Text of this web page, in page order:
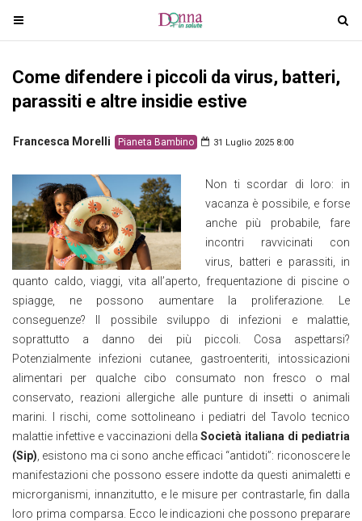
T
o
g
l
n
v
g
a
i
o
T
o
Come difendere i piccoli da virus, batteri,
parassiti e altre insidie estive
Francesca Morelli Pianeta Bambino 31 Luglio 2025 8:00
Non ti scordar di loro: in
vacanza è possibile, e forse
anche più probabile, fare
incontri ravvicinati con
virus, batteri e parassiti, in
quanto caldo, viaggi, vita all’aperto, frequentazione di piscine o
spiagge, ne possono aumentare la proliferazione. Le
conseguenze? Il possibile sviluppo di infezioni e malattie,
soprattutto a danno dei più piccoli. Cosa aspettarsi?
Potenzialmente infezioni cutanee, gastroenteriti, intossicazioni
alimentari per qualche cibo consumato non fresco o mal
conservato, reazioni allergiche alle punture di insetti o animali
marini. I rischi, come sottolineano i pediatri del Tavolo tecnico
malattie infettive e vaccinazioni dellaSocietà italiana di pediatria
(Sip) , esistono ma ci sono anche efficaci “antidoti”: riconoscere le
manifestazioni che possono essere indotte da questi animaletti e
microrganismi, innanzitutto, e le misure per contrastarle, fin dalla
loro prima comparsa. Ecco le indicazioni che possono preparare